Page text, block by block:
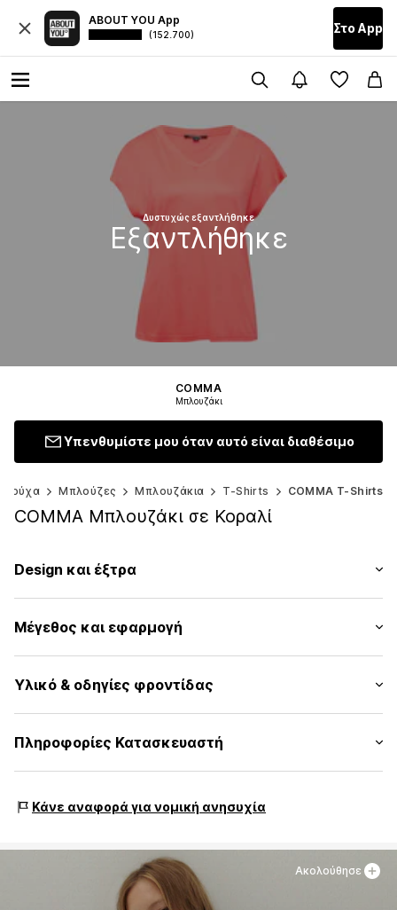
ABOUT YOU App
(152.700) Στο Αpp
Δυστυχώς εξαντλήθηκε
Εξαντλήθηκε
COMMA
Μπλουζάκι
Υπενθυμίστε μου όταν αυτό είναι διαθέσιμο
Ρούχα Μπλούζες Μπλουζάκια T-Shirts COMMA T-Shirts
COMMA Μπλουζάκι σε Κοραλί
Design και έξτρα
Ζέρσεϊ
Λαιμόκοψη V
Γαζωμένο στρίφωμα/άκρη
Μαλακή λαβή
Αριθμός Αντικειμένου. CMM99k1001000003
Μέγεθος και εφαρμογή
Μήκος: Μήκος κανονικό
Εφαρμογή: Κανονική εφαρμογή
Πίνακας μεγεθών
Υλικό & οδηγίες φροντίδας
Υλικό: 100% Βισκόζη
Πληροφορίες Κατασκευαστή
DE-97228 Rottendorf
info@soliver.com
Κάνε αναφορά για νομική ανησυχία
Ακολούθησε